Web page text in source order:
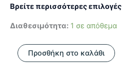
Βρείτε περισσότερες επιλογές
Διαθεσιμότητα: 1 σε απόθεμα
Αυτοκόλλητα
Avengers
Προσθήκη στο καλάθι